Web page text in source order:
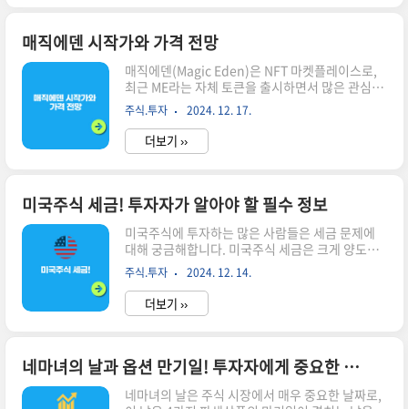
다.이번 당선으로 인해 금융시장, 특히 달러환율과
미국 주식시장에 큰 변화가 예상됩니다.이러한 변
화가 어떤 모습으로 나타날지 자세히 알아보겠습니
다.달러환율의 변화 트럼프 당선 소식이 전해지자
마자 원·달러 환율이 1400원을 돌파했습니다.이
는 트럼프의 정책이 달러 강세를 부추길 것이라는
예상 때문입니다.왜 달러가 강해질까요?관세 정..
매직에덴 시작가와 가격 전망
매직에덴(Magic Eden)은 NFT 마켓플레이스로,
최근 ME라는 자체 토큰을 출시하면서 많은 관심을
받고 있습니다. 이 글에서는 매직에덴의 시작가와
현재 가격 변동, 그리고 향후 전망에 대해 알아보겠
습니다.매직에덴 시작가 2024년 12월 11일, 매직
에덴은 업비트에서 거래를 시작했습니다.초기 거
가 이어지며 가격이 하락하여 현재는 약 8,000원대
에서 거래되고 있습니다.가격 변동 요인시장 반응:
매직에덴의 가격은 사용자들의 반응과 거래량에 크
게 영향을 받습니다. 초기에는 높은 관심으로 인해
급등했으나, 이후 매도세로 인해 하락세를 보였습
니다.기술적 문제: 에어드랍 절차와 앱의 기술적 결
함으로 인해 사용..
주식.투자 2024. 12. 17.
더보기 ››
미국주식 세금! 투자자가 알아야 할 필수 정보
미국주식에 투자하는 많은 사람들은 세금 문제에
대해 궁금해합니다. 미국주식 세금은 크게 양도소
득세, 배당소득세, 그리고 증권 거래세로 나눌 수
있습니다. 각 세금의 특성과 적용 방식은 투자자에
게 중요한 정보입니다. 이 글에서는 미국주식과 관
련된 세금의 종류, 세율, 그리고 절세 방법에 대해
가기!👆▼ 자세한 정보는 아래에서 계속 이어집니
다! ▼ 1. 미국주식 세금의 종류1.1 양도소득세양
도소득세는 주식을 매도하여 얻은 이익에 대해 부
주식.투자 2024. 12. 14.
더보기 ››
네마녀의 날과 옵션 만기일! 투자자에게 중요한 의미
네마녀의 날은 주식 시장에서 매우 중요한 날짜로,